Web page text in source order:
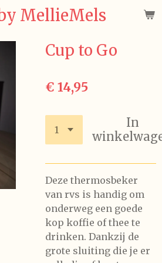
MellieMels
Cup to Go
€ 14,95
In
Deze thermosbeker
van rvs is handig om
onderweg een goede
kop koffie of thee te
drinken. Dankzij de
grote sluiting die je er